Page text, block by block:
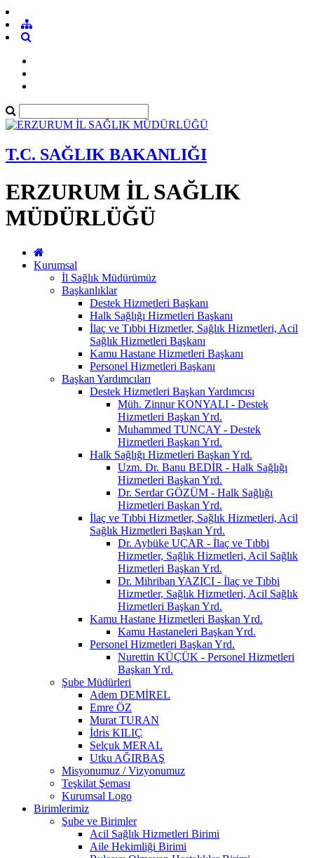
T.C. SAĞLIK BAKANLIĞI
ERZURUM İL SAĞLIK
MÜDÜRLÜĞÜ
Kurumsal
İl Sağlık Müdürümüz
Başkanlıklar
Destek Hizmetleri Başkanı
Halk Sağlığı Hizmetleri Başkanı
İlaç ve Tıbbi Hizmetler, Sağlık Hizmetleri, Acil
Sağlık Hizmetleri Başkanı
Kamu Hastane Hizmetleri Başkanı
Personel Hizmetleri Başkanı
Başkan Yardımcıları
Destek Hizmetleri Başkan Yardımcısı
Müh. Zinnur KONYALI - Destek
Hizmetleri Başkan Yrd.
Muhammed TUNCAY - Destek
Hizmetleri Başkan Yrd.
Halk Sağlığı Hizmetleri Başkan Yrd.
Uzm. Dr. Banu BEDİR - Halk Sağlığı
Hizmetleri Başkan Yrd.
Dr. Serdar GÖZÜM - Halk Sağlığı
Hizmetleri Başkan Yrd.
İlaç ve Tıbbi Hizmetler, Sağlık Hizmetleri, Acil
Sağlık Hizmetleri Başkan Yrd.
Dr. Aybüke UÇAR - İlaç ve Tıbbi
Hizmetler, Sağlık Hizmetleri, Acil Sağlık
Hizmetleri Başkan Yrd.
Dr. Mihriban YAZICI - İlaç ve Tıbbi
Hizmetler, Sağlık Hizmetleri, Acil Sağlık
Hizmetleri Başkan Yrd.
Kamu Hastane Hizmetleri Başkan Yrd.
Kamu Hastaneleri Başkan Yrd.
Personel Hizmetleri Başkan Yrd.
Nurettin KÜÇÜK - Personel Hizmetleri
Başkan Yrd.
Şube Müdürleri
Adem DEMİREL
Emre ÖZ
Murat TURAN
İdris KILIÇ
Selçuk MERAL
Utku AĞIRBAŞ
Misyonumuz / Vizyonumuz
Teşkilat Şeması
Kurumsal Logo
Birimlerimiz
Şube ve Birimler
Acil Sağlık Hizmetleri Birimi
Aile Hekimliği Birimi